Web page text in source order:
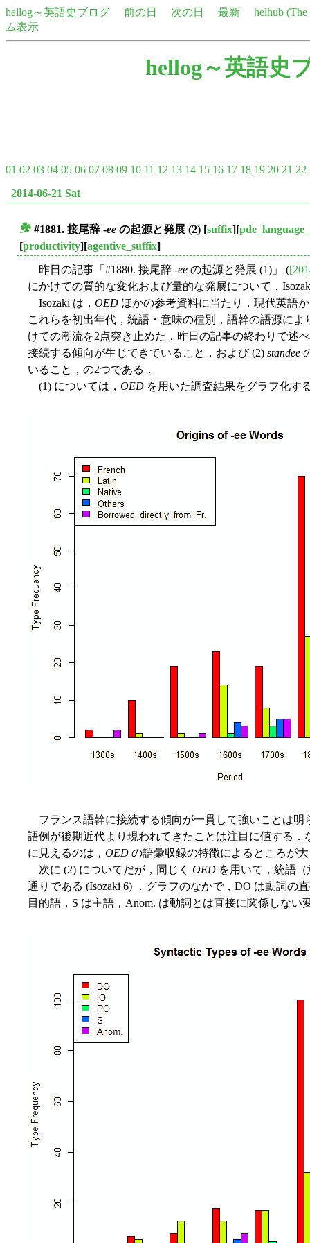
hellog～英語史ブログ 前の日 次の日 最新
helhub
ム表示
hellog～英語史
01 02 03 04 05 06 07 08 09 10 11 12 13 14 15 16 17 18 19 20 21 22
2014-06-21 Sat
#1881. 接尾辞 -ee の起源と発展 (2) [suffix][
[productivity][agentive_suffix]
昨日の記事「#1880. 接尾辞 -ee の起源と発展 (1)」 (
にかけての質的な変化および量的な発展について，
Isozaki は， OED ほかの参考資料に当たり，現代英語
これらを初出年代，統語・意味の種別，語幹の語源に
けての潮流を2点突き止めた．昨日の記事の終わりで述
接続する傾向が生じてきていること，および (2) standee
いること，の2つである．
(1) については， OED を用いた調査結果をグラフ化す
フランス語幹に接続する傾向が一貫して強いことは明
語例が後期近代より現われてきたことは注目に値する
に見えるのは， OED の語彙収録の特徴によるところが
次に (2) についてだが，同じく OED を用いて，統語
通りである (Isozaki 6) ．グラフのなかで，DO は動詞の
目的語，S は主語，Anom. は動詞とは直接に関係しない